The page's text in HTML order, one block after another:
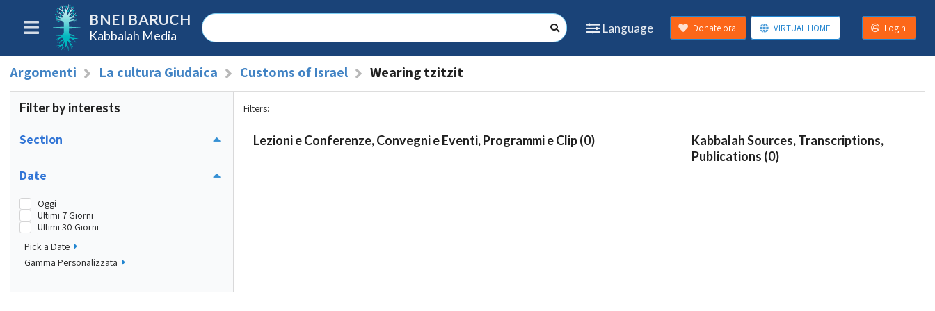
BNEI BARUCH
Kabbalah Media
Language Donate ora VIRTUAL HOME Login
Argomenti La cultura Giudaica Customs of Israel Wearing tzitzit
Filter by interests
Section
Date
Oggi
Ultimi 7 Giorni
Ultimi 30 Giorni
Pick a Date
Gamma Personalizzata
Filters:
Lezioni e Conferenze, Convegni e Eventi, Programmi e Clip (0)
Kabbalah Sources, Transcriptions,
Publications (0)